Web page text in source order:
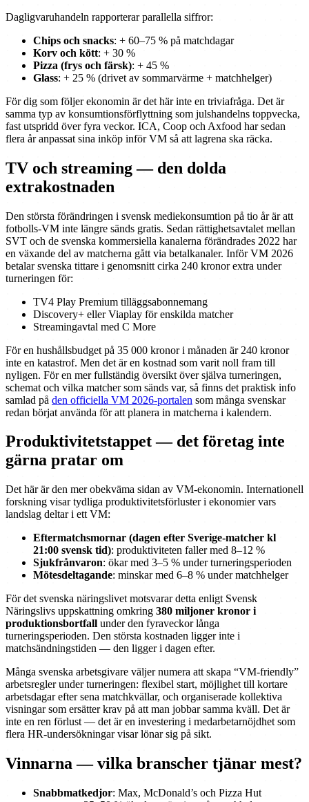
Dagligvaruhandeln rapporterar parallella siffror:
Chips och snacks: + 60–75 % på matchdagar
Korv och kött: + 30 %
Pizza (frys och färsk): + 45 %
Glass: + 25 % (drivet av sommarvärme + matchhelger)
För dig som följer ekonomin är det här inte en triviafråga. Det är
samma typ av konsumtionsförflyttning som julshandelns toppvecka,
fast utspridd över fyra veckor. ICA, Coop och Axfood har sedan
flera år anpassat sina inköp inför VM så att lagrena ska räcka.
TV och streaming — den dolda
extrakostnaden
Den största förändringen i svensk mediekonsumtion på tio år är att
fotbolls-VM inte längre sänds gratis. Sedan rättighetsavtalet mellan
SVT och de svenska kommersiella kanalerna förändrades 2022 har
en växande del av matcherna gått via betalkanaler. Inför VM 2026
betalar svenska tittare i genomsnitt cirka 240 kronor extra under
turneringen för:
TV4 Play Premium tilläggsabonnemang
Discovery+ eller Viaplay för enskilda matcher
Streamingavtal med C More
För en hushållsbudget på 35 000 kronor i månaden är 240 kronor
inte en katastrof. Men det är en kostnad som varit noll fram till
nyligen. För en mer fullständig översikt över själva turneringen,
schemat och vilka matcher som sänds var, så finns det praktisk info
samlad på den officiella VM 2026-portalen som många svenskar
redan börjat använda för att planera in matcherna i kalendern.
Produktivitetstappet — det företag inte
gärna pratar om
Det här är den mer obekväma sidan av VM-ekonomin. Internationell
forskning visar tydliga produktivitetsförluster i ekonomier vars
landslag deltar i ett VM:
Eftermatchsmornar (dagen efter Sverige-matcher kl
21:00 svensk tid): produktiviteten faller med 8–12 %
Sjukfrånvaron: ökar med 3–5 % under turneringsperioden
Mötesdeltagande: minskar med 6–8 % under matchhelger
För det svenska näringslivet motsvarar detta enligt Svensk
Näringslivs uppskattning omkring 380 miljoner kronor i
produktionsbortfall under den fyraveckor långa
turneringsperioden. Den största kostnaden ligger inte i
matchsändningstiden — den ligger i dagen efter.
Många svenska arbetsgivare väljer numera att skapa “VM-friendly”
arbetsregler under turneringen: flexibel start, möjlighet till kortare
arbetsdagar efter sena matchkvällar, och organiserade kollektiva
visningar som ersätter krav på att man jobbar samma kväll. Det är
inte en ren förlust — det är en investering i medarbetarnöjdhet som
flera HR-undersökningar visar lönar sig på sikt.
Vinnarna — vilka branscher tjänar mest?
Snabbmatkedjor: Max, McDonald’s och Pizza Hut